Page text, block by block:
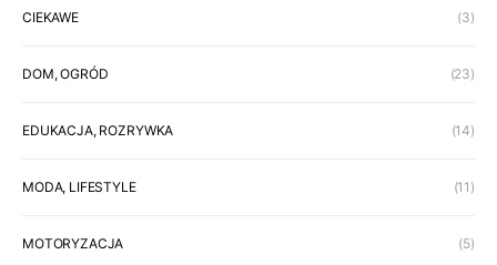
CIEKAWE (3)
DOM, OGRÓD (23)
EDUKACJA, ROZRYWKA (14)
MODA, LIFESTYLE (11)
MOTORYZACJA (5)